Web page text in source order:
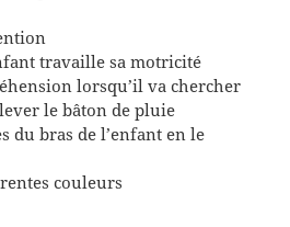
travaille sa motricité
lorsqu’il va chercher
le bâton de pluie
du bras de l’enfant en le
couleurs